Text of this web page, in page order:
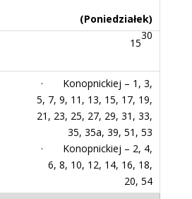
(Poniedziałek)
15
30
· Konopnickiej – 1, 3,
5, 7, 9, 11, 13, 15, 17, 19,
21, 23, 25, 27, 29, 31, 33,
35, 35a, 39, 51, 53
· Konopnickiej – 2, 4,
6, 8, 10, 12, 14, 16, 18,
20, 54